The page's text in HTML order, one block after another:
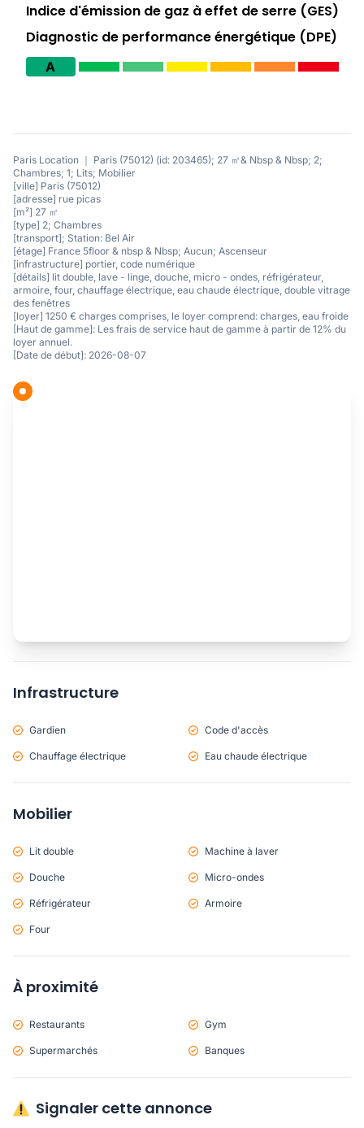
Indice d'émission de gaz à effet de serre (GES)
Diagnostic de performance énergétique (DPE)
A
Paris Location ｜ Paris (75012) (id: 203465); 27 ㎡& Nbsp & Nbsp; 2;
Chambres; 1; Lits; Mobilier
[ville] Paris (75012)
[adresse] rue picas
[m²] 27 ㎡
[type] 2; Chambres
[transport]; Station: Bel Air
[étage] France 5floor & nbsp & Nbsp; Aucun; Ascenseur
[infrastructure] portier, code numérique
[détails] lit double, lave - linge, douche, micro - ondes, réfrigérateur,
armoire, four, chauffage électrique, eau chaude électrique, double vitrage
des fenêtres
[loyer] 1250 € charges comprises, le loyer comprend: charges, eau froide
[Haut de gamme]: Les frais de service haut de gamme à partir de 12% du
loyer annuel.
[Date de début]: 2026-08-07
Infrastructure
Gardien Code d'accès
Chauffage électrique Eau chaude électrique
Mobilier
Lit double Machine à laver
Douche Micro-ondes
Réfrigérateur Armoire
Four
À proximité
Restaurants Gym
Supermarchés Banques
Signaler cette annonce